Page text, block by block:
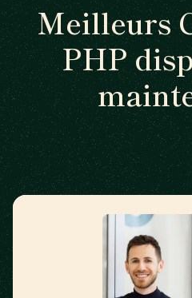
Meilleurs
PHP